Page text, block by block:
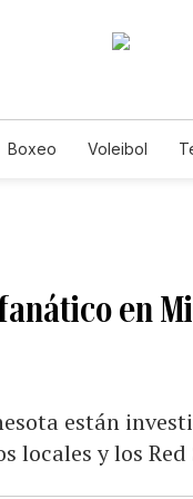
Boxeo Voleibol
en
están
locales y los Red